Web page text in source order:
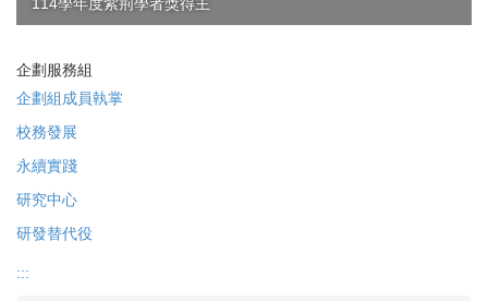
企劃服務組
企劃組成員執掌
校務發展
永續實踐
研究中心
研發替代役
:::